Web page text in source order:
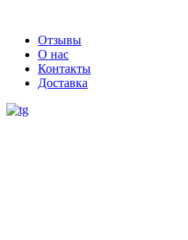
Отзывы
О нас
Контакты
Доставка